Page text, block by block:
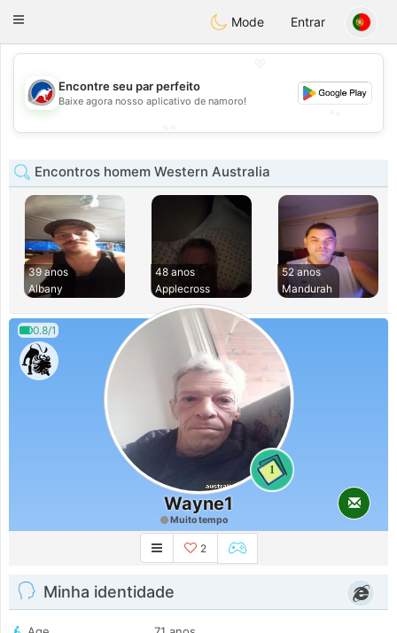
Australia Chat
Toggle
Mode Entrar
💖
💕
Encontre seu par perfeito
Baixe agora nosso aplicativo de namoro!
Encontros homem Western Australia
39 anos
Albany
48 anos
Applecross
52 anos
Mandurah
0.8/1
1
Wayne1
Muito tempo
2
Minha identidade